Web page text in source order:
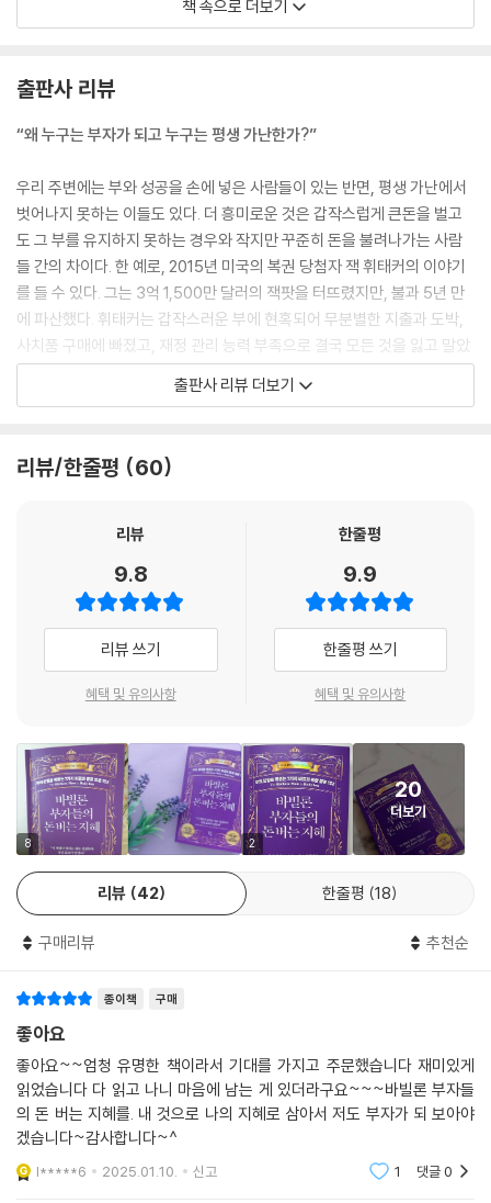
험난한 과정을 투영하며, 때론 값비싼 대가를 치른 실수를 회상하기도 했
“왜 그러지 않겠어! 꿈에서 깨어난 후 내가 얼마나 빈털터리인지 떠올리니
그러니 그 문제를 함께 의논해보자고. 청소년 때 우리는 지혜를 배우겠다
고 성직자들을 함께 찾아갔잖아? 젊을 때는 서로 기쁨을 나누었지. 어른이
되어서도 우리는 언제나 가까운 친구로 지냈어. 우리는 우리 식으로 사는
데 만족해 왔어. 우리는 오랜 시간 일하고, 그렇게 벌어들인 돈을 자유롭게
쓰는 삶에 만족해왔어. 우리는 지난 몇 년 동안 많은 돈을 벌었어. 하지만
재물의 기쁨을 누리려면 재물에 대한 소망을 가져야 해. 도대체 우리가 말
도 못 하는 양보다 나을 게 뭐야? 우리는 세상에서 가장 부유한 도시에서
살고 있어. 바빌론만큼 부유한 도시가 없다고 여행자들이 말하잖아. 우리
는 엄청난 부를 다루는 일을 하지만, 그 일로 자기 자신에게 남는 건 하나도
없어. 나의 가장 소중한 친구인 너는 반평생을 열심히 일해왔는데도 돈주
빌려줄래?’라고 말하잖아. 그러면 나는 뭐라고 대답할까? ‘여기 내 돈주머
고도 남을 만한 은화와 금화를 모을 수 없는 걸까?”
반시르는 계속해서 물었다. “우리 아이들도 생각해보자. 그들도 우리와 똑
같은 길을 걷고 있지 않나? 아이들, 그들의 가족, 손자들과 손자들의 가족
이 평생 이렇게 부자들 사이에 살면서 우리처럼 시큼한 염소젖과 죽이나
먹는 삶에 만족해야 하는 걸까?”
--- pp.27-28, 「1장 재물을 간절히 원했던 남자」 중에서
어떻게 해야 한다고 충고해줄 수 있어? 세월이 흘러 이젠 젊지 않은데다 모
아놓은 돈도 그다지 없는데, 어떻게 하지?”
“알가미시가 내게 알려준 지혜를 받아들이고, ‘내가 번 돈의 일부는 꼭 모
으겠다’라고 다짐하라고 권하네. 아침에 일어나자마자 중얼거려 봐. 낮에
도, 밤에도, 수시로 되뇌어. 하늘의 별처럼 마음에 새겨질 때까지 외워. 그
가르침을 새기고 수입 중 적절해 보이는 만큼 붙들어 매. 최소 10분의 1 이
상을 떼어 저축해서 돈이 스스로 돈을 벌게 해야 해. 저축액이 부족하다 싶
으면 소비를 줄여서라도 채워. 처음엔 그 정도라도 모아. 곧 네 보물을 가졌
거야. 삶의 새로운 기쁨으로 흥분될걸. 돈을 더 벌기 위해 열심히 노력하겠
지. 수입이 늘어나면 그에 비례해서 저축액도 늘리지 않겠니?
그다음 네가 모은 돈이 너를 위해 일하게 하는 법을 배워. 그걸 너의 노예로
만들어. 그걸 밑천 삼아서 돈이 돈을 낳고, 또 그 돈이 돈을 낳게 해.
--- pp.48-49, 「2장 바빌론 최고의 부자」 중에서
무언가를 이루려면 먼저 욕망이 있어야 합니다. 강렬하고 선명한 갈망 말
입니다. 막연한 희망만으로는 부족합니다. 막연히 부자가 되겠다는 바람만
책 속으로 더보기
출판사 리뷰
“왜 누구는 부자가 되고 누구는 평생 가난한가?”
우리 주변에는 부와 성공을 손에 넣은 사람들이 있는 반면, 평생 가난에서
벗어나지 못하는 이들도 있다. 더 흥미로운 것은 갑작스럽게 큰돈을 벌고
도 그 부를 유지하지 못하는 경우와 작지만 꾸준히 돈을 불려나가는 사람
들 간의 차이다. 한 예로, 2015년 미국의 복권 당첨자 잭 휘태커의 이야기
를 들 수 있다. 그는 3억 1,500만 달러의 잭팟을 터뜨렸지만, 불과 5년 만
에 파산했다. 휘태커는 갑작스러운 부에 현혹되어 무분별한 지출과 도박,
사치품 구매에 빠졌고, 재정 관리 능력 부족으로 결국 모든 것을 잃고 말았
다. 반면, 워렌 버핏의 이야기는 작지만 꾸준한 투자의 힘을 보여준다. 그는
11살 때 첫 주식 투자를 시작해 꾸준히 복리의 힘을 활용했다. 버핏은 “시
약 192조 6,000억 원)에 이른다.
결국, 부의 축적과 유지는 일시적인 행운보다는 지속적인 재정 관리 습관
불필요한 지출을 줄이는 등의 기본적인 원칙들을 꾸준히 실천하는 것이 중
요하다. 이러한 차이는 단순히 운이나 초기 자본의 크기가 아닌, 재정 관리
습관과 마인드셋에서 비롯된다. 이 책 『바빌론 부자들의 돈 버는 지혜』는
이러한 성공적인 재정 관리의 원칙들을 고대 바빌론의 지혜라는 스토리를
빌려 소개한다. 이 책은 돈과 관련된 올바른 습관의 중요성을 일깨우며, 누
는 희망을 준다. 특히 우화 형식으로 되어 있기에 한 번 읽으면 그 사상과
원칙을 잊지 않고 실생활에서 떠올릴 수 있으며, 평생 동안 지속될 재정 관
리 원칙의 황금률을 배울 수 있다.
책에서는 수입의 10%를 반드시 저축하는 습관, 불필요한 지출 줄이기, 현
명한 투자, 복리의 힘 활용하기 등의 원칙을 강조한다. 이는 현대 사회에서
도 여전히 유효한 원칙들이며, 세상의 많은 부자들이 여전히 영혼처럼 활
5가지 부의 법칙과 7가지 부자의 비결
바빌론 현자들의 지혜는 시대를 초월해 현대 사회에서도 여전히 유효하다.
이 책에서 소개하는 5가지 부의 법칙과 7가지 부자의 비결은 오늘날의 경
제 환경에서도 큰 가치를 지닌다. 예를 들어, “수입의 10분의 1 이상을 떼
어 모으라”는 첫 번째 재물의 법칙은 현대의 ‘페이 유어셀프 퍼스트’(Pay
Yourself First) 원칙과 일맥상통한다. 실리콘밸리의 성공한 스타트업 창
업자 중 많은 이들이 이 원칙을 따르고 있다. 페이팔의 공동창업자 맥스 레
출판사 리뷰 더보기
리뷰/한줄평 60
리뷰
9.8
리뷰 쓰기
혜택 및 유의사항
한줄평
9.9
한줄평 쓰기
혜택 및 유의사항
8 2
20
더보기
리뷰 42 한줄평 18
구매리뷰 추천순
종이책 구매
좋아요
좋아요~~엄청 유명한 책이라서 기대를 가지고 주문했습니다 재미있게
읽었습니다 다 읽고 나니 마음에 남는 게 있더라구요~~~바빌론 부자들
의 돈 버는 지혜를. 내 것으로 나의 지혜로 삼아서 저도 부자가 되 보아야
겠습니다~감사합니다~^
l*****6 2025.01.10. 신고 1 댓글0